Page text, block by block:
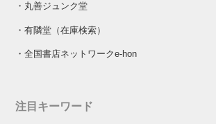
・ 丸善ジュンク堂
・有隣堂（在庫検索）
・全国書店ネットワークe-hon
注目キーワード